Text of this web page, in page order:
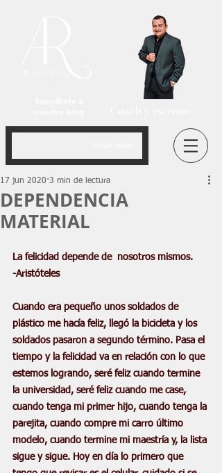
DEPENDENCIA
MATERIAL
17 jun 2020 3 min de lectura
La felicidad depende de  nosotros mismos.
-Aristóteles
Cuando era pequeño unos soldados de
plástico me hacía feliz, llegó la bicicleta y los
soldados pasaron a segundo término. Pasa el
tiempo y la felicidad va en relación con lo que
estemos logrando, seré feliz cuando termine
la universidad, seré feliz cuando me case,
cuando tenga mi primer hijo, cuando tenga la
parejita, cuando compre mi carro último
modelo, cuando termine mi maestría y, la lista
sigue y sigue. Hoy en día lo primero que